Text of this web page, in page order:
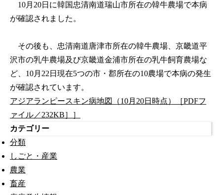
10月20日に韓国忠清南道瑞山市所在の韓牛農場で本病
が確認されました。
その後も、忠清南道唐津市所在の韓牛農場、京畿道平
沢市の乳牛農場及び京畿道金浦市所在の乳牛飼育農場な
ど、10月22日現在5つの市・郡所在の10農場で本病の発生
が確認されています。
アジアランピースキン病地図（10月20日時点）［PDFフ
ァイル／232KB］
］
カテゴリー
分類
しごと・産業
農業
畜産